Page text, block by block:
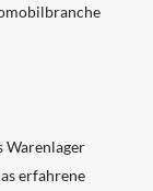
Warenlager
erfahrene